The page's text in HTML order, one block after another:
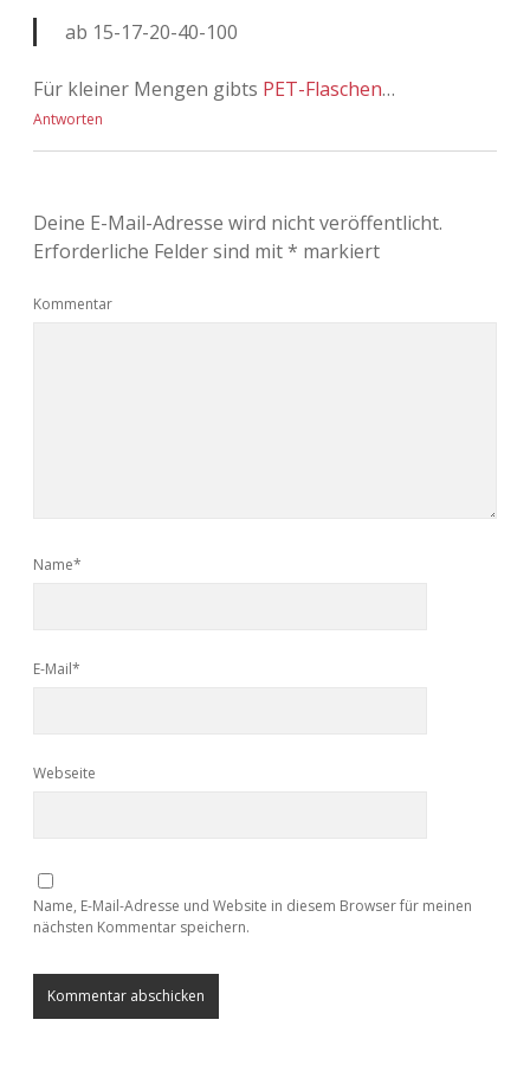
ab 15-17-20-40-100
Für kleiner Mengen gibts PET-Flaschen…
Antworten
Deine E-Mail-Adresse wird nicht veröffentlicht.
Erforderliche Felder sind mit* markiert
Kommentar
Name*
E-Mail*
Webseite
Name, E-Mail-Adresse und Website in diesem Browser für meinen
nächsten Kommentar speichern.